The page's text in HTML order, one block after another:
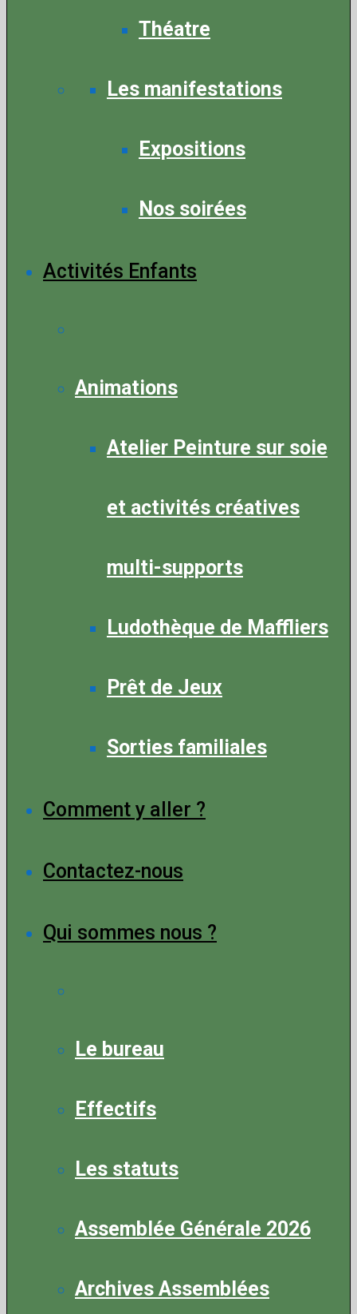
Théatre
Les manifestations
Expositions
Nos soirées
Activités Enfants
Animations
Atelier Peinture sur soie
et activités créatives
multi-supports
Ludothèque de Maffliers
Prêt de Jeux
Sorties familiales
Comment y aller ?
Contactez-nous
Qui sommes nous ?
Le bureau
Effectifs
Les statuts
Assemblée Générale 2026
Archives Assemblées